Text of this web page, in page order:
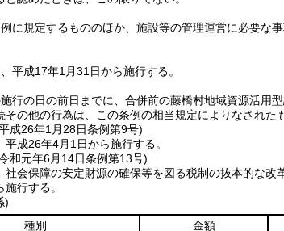
に規定するもののほか、施設等の管理運営に必要な事
平成17年1月31日から施行する。
行の日の前日までに、合併前の藤橋村地域資源活用
その他の行為は、この条例の相当規定によりなされた
成26年1月28日条例第9号)
平成26年4月1日から施行する。
和元年6月14日条例第13号)
社会保障の安定財源の確保等を図る税制の抜本的な
行する。
)
種別
金額